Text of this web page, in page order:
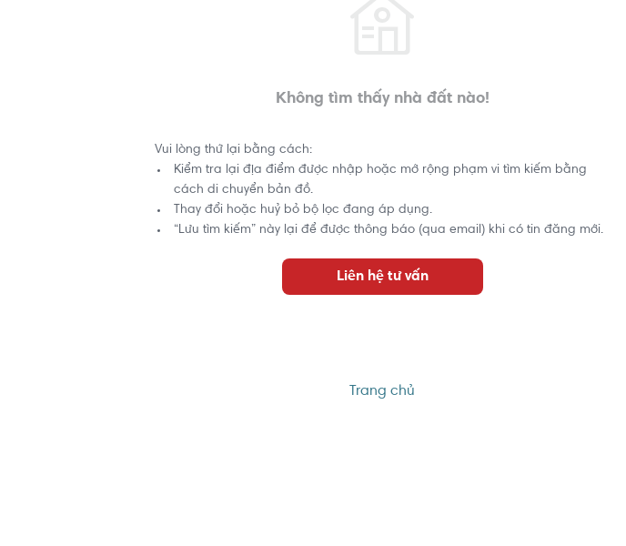
Không tìm thấy nhà đất nào!
Vui lòng thử lại bằng cách:
Kiểm tra lại địa điểm được nhập hoặc mở rộng phạm vi tìm kiếm bằng
cách di chuyển bản đồ.
Thay đổi hoặc huỷ bỏ bộ lọc đang áp dụng.
“Lưu tìm kiếm” này lại để được thông báo (qua email) khi có tin đăng mới.
Liên hệ tư vấn
Trang chủ